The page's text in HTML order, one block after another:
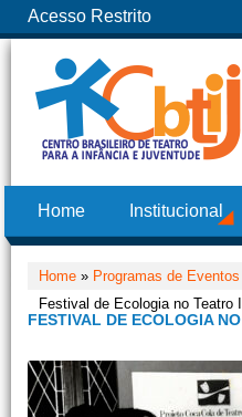
Acesso Restrito
Home Institucional
Home » Programas de
Festival de Ecologia no Teatro
FESTIVAL DE ECOLOGIA